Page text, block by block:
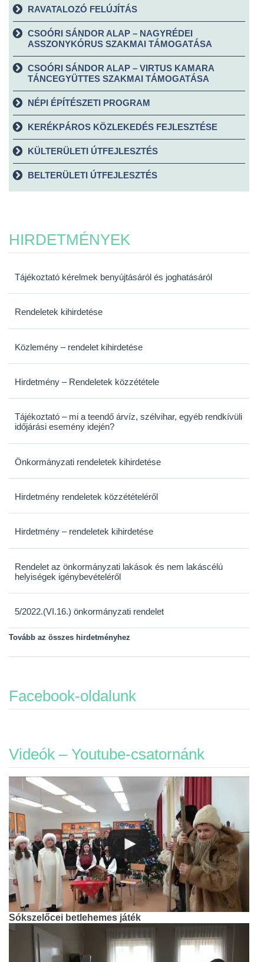
RAVATALOZÓ FELÚJÍTÁS
CSOÓRI SÁNDOR ALAP – NAGYRÉDEI
ASSZONYKÓRUS SZAKMAI TÁMOGATÁSA
CSOÓRI SÁNDOR ALAP – VIRTUS KAMARA
TÁNCEGYÜTTES SZAKMAI TÁMOGATÁSA
NÉPI ÉPÍTÉSZETI PROGRAM
KERÉKPÁROS KÖZLEKEDÉS FEJLESZTÉSE
KÜLTERÜLETI ÚTFEJLESZTÉS
BELTERÜLETI ÚTFEJLESZTÉS
HIRDETMÉNYEK
Tájékoztató kérelmek benyújtásáról és joghatásáról
Rendeletek kihirdetése
Közlemény – rendelet kihirdetése
Hirdetmény – Rendeletek közzététele
Tájékoztató – mi a teendő árvíz, szélvihar, egyéb rendkívüli
időjárási esemény idején?
Önkormányzati rendeletek kihirdetése
Hirdetmény rendeletek közzétételéről
Hirdetmény – rendeletek kihirdetése
Rendelet az önkormányzati lakások és nem lakáscélú
helyiségek igénybevételéről
5/2022.(VI.16.) önkormányzati rendelet
Tovább az összes hirdetményhez
Facebook-oldalunk
Videók – Youtube-csatornánk
Sókszelőcei betlehemes játék